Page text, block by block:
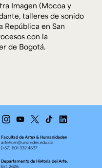
Imagen (Mocoa y
talleres de sonido
República en San
con la
de Bogotá.
Facultad de Artes & Humanidades
artehum@uniandes.edu.co
[+57] 601 332 4537
Departamento de Historia del Arte.
Ext. 2626